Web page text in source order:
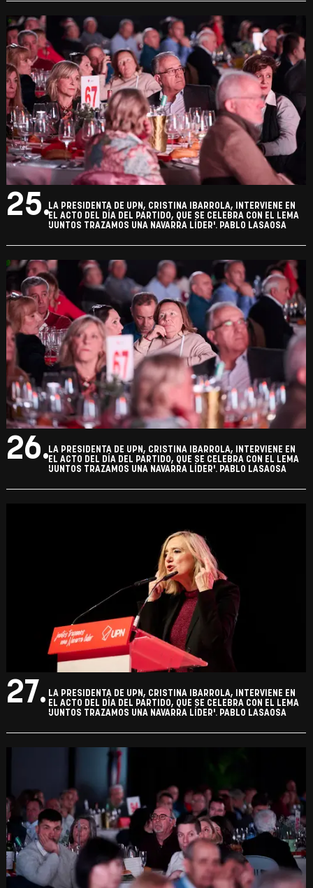
24.LA PRESIDENTA DE UPN, CRISTINA IBARROLA, INTERVIENE EN
EL ACTO DEL DÍA DEL PARTIDO, QUE SE CELEBRA CON EL LEMA
'JUNTOS TRAZAMOS UNA NAVARRA LÍDER'. PABLO LASAOSA
25.LA PRESIDENTA DE UPN, CRISTINA IBARROLA, INTERVIENE EN
EL ACTO DEL DÍA DEL PARTIDO, QUE SE CELEBRA CON EL LEMA
'JUNTOS TRAZAMOS UNA NAVARRA LÍDER'. PABLO LASAOSA
LA PRESIDENTA DE UPN, CRISTINA IBARROLA, INTERVIENE EN
EL ACTO DEL DÍA DEL PARTIDO, QUE SE CELEBRA CON EL LEMA
'JUNTOS TRAZAMOS UNA NAVARRA LÍDER'. PABLO LASAOSA
27.
LA PRESIDENTA DE UPN, CRISTINA IBARROLA, INTERVIENE EN
EL ACTO DEL DÍA DEL PARTIDO, QUE SE CELEBRA CON EL LEMA
'JUNTOS TRAZAMOS UNA NAVARRA LÍDER'. PABLO LASAOSA